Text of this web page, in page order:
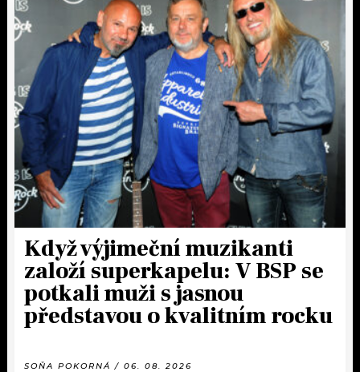
Když výjimeční muzikanti
založí superkapelu: V BSP se
potkali muži s jasnou
představou o kvalitním rocku
SOŇA POKORNÁ / 06. 08. 2026